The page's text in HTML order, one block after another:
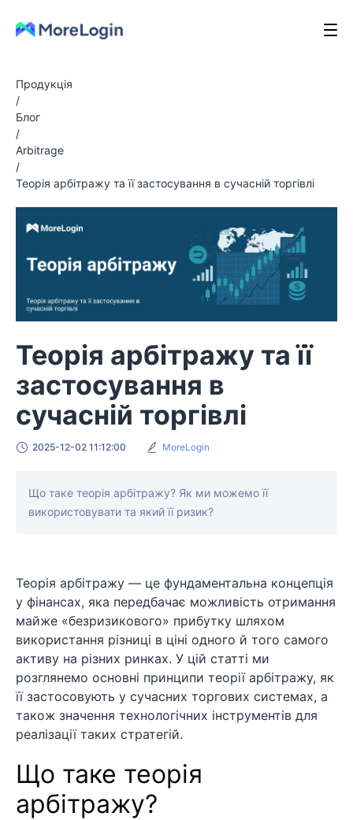
Продукція
/
Блог
/
Arbitrage
/
Теорія арбітражу та її застосування в сучасній торгівлі
Теорія арбітражу та її
застосування в
сучасній торгівлі
2025-12-02 11:12:00 MoreLogin
Що таке теорія арбітражу? Як ми можемо її
використовувати та який її ризик?
Теорія арбітражу — це фундаментальна концепція
у фінансах, яка передбачає можливість отримання
майже «безризикового» прибутку шляхом
використання різниці в ціні одного й того самого
активу на різних ринках. У цій статті ми
розглянемо основні принципи теорії арбітражу, як
її застосовують у сучасних торгових системах, а
також значення технологічних інструментів для
реалізації таких стратегій.
Що таке теорія
арбітражу?